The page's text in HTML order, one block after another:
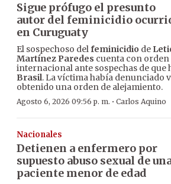
Sigue prófugo el presunto
autor del feminicidio
en Curuguaty
El sospechoso delfeminicidio de
Martínez Paredes cuenta con orden
internacional ante sospechas de que
Brasil. La víctima había denunciado
obtenido una orden de alejamiento.
Agosto 6, 2026 09:56 p. m. · Carlos Aquino
Nacionales
Detienen a enfermero por
supuesto abuso sexual de
paciente menor de edad